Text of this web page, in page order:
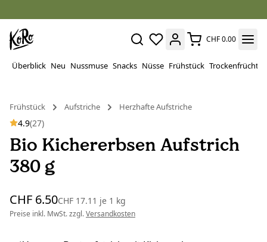
CHF 0.00
Überblick Neu Nussmuse Snacks Nüsse Frühstück Trockenfrüchte
Frühstück
Aufstriche Herzhafte Aufstriche
4.9(27)
Bio Kichererbsen Aufstrich
380 g
CHF 6.50CHF 17.11 je 1 kg
Preise inkl. MwSt. zzgl.Versandkosten